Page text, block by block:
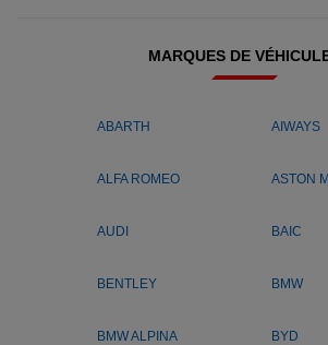
MARQUES DE
ABARTH AIWAYS
ALFA ROMEO ASTON
AUDI BAIC
BENTLEY BMW
BMW ALPINA BYD